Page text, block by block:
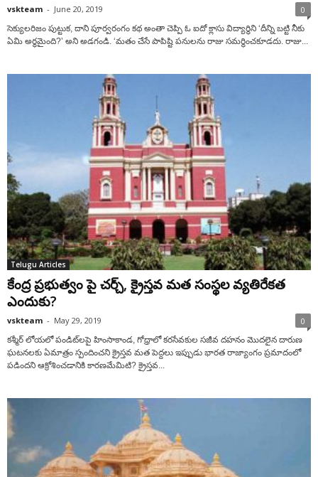
vskteam - June 20, 2019 0
సెక్యులరిజం పుట్టుక, దాని పూర్వరంగం కథ అంతా చెప్పి ఓ ఐదో క్లాసు విద్యార్థిని ‘దీన్ని బట్టి నీకు
ఏమి అర్థమైంది?’ అని అడగండి. ‘మతం చేసే పాపిష్టి పనులను రాజు సమర్థించకూడదు. రాజు...
Telugu Articles
కేంద్ర ప్రభుత్వం పై చర్చ్, క్రైస్తవ మత సంస్థల వ్యతిరేకత
ఎందుకు?
vskteam - May 29, 2019 0
కశ్మీర్‌ లోయలో పండిట్‌లపై హింసాకాండ, గోధ్రాలో కరసేవకుల సజీవ దహనం మొదలైన దారుణ
ఘటనలకు ఏమాత్రం స్పందించని క్రైస్తవ మత పెద్దలు ఇప్పుడు భారత రాజ్యాంగం ప్రమాదంలో
పడిందని ఆక్రోశించడానికి కారణమేమిటి? క్రైస్తవ...